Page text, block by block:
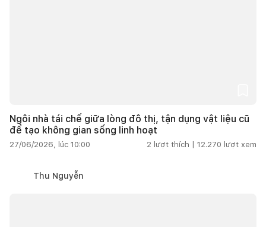
Ngôi nhà tái chế giữa lòng đô thị, tận dụng vật liệu cũ
để tạo không gian sống linh hoạt
27/06/2026, lúc 10:00 2 lượt thích | 12.270 lượt xem
Thu Nguyễn